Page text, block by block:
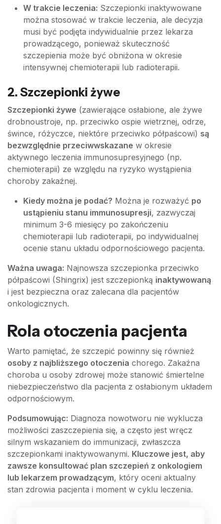
W trakcie leczenia: Szczepionki inaktywowane
można stosować w trakcie leczenia, ale decyzja
musi być podjęta indywidualnie przez lekarza
prowadzącego, ponieważ skuteczność
szczepienia może być obniżona w okresie
intensywnej chemioterapii lub radioterapii.
2. Szczepionki żywe
Szczepionki żywe (zawierające osłabione, ale żywe
drobnoustroje, np. przeciwko ospie wietrznej, odrze,
śwince, różyczce, niektóre przeciwko półpaścowi) są
bezwzględnie przeciwwskazane w okresie
aktywnego leczenia immunosupresyjnego (np.
chemioterapii) ze względu na ryzyko wystąpienia
choroby zakaźnej.
Kiedy można je podać? Można je rozważyć po
ustąpieniu stanu immunosupresji, zazwyczaj
minimum 3-6 miesięcy po zakończeniu
chemioterapii lub radioterapii, po indywidualnej
ocenie stanu układu odpornościowego pacjenta.
Ważna uwaga: Najnowsza szczepionka przeciwko
półpaścowi (Shingrix) jest szczepionką inaktywowaną
i jest bezpieczna oraz zalecana dla pacjentów
onkologicznych.
Rola otoczenia pacjenta
Warto pamiętać, że szczepić powinny się również
osoby z najbliższego otoczenia chorego. Zakaźna
choroba u osoby zdrowej może stanowić śmiertelne
niebezpieczeństwo dla pacjenta z osłabionym układem
odpornościowym.
Podsumowując: Diagnoza nowotworu nie wyklucza
możliwości zaszczepienia się, a często jest wręcz
silnym wskazaniem do immunizacji, zwłaszcza
szczepionkami inaktywowanymi. Kluczowe jest, aby
zawsze konsultować plan szczepień z onkologiem
lub lekarzem prowadzącym, który oceni aktualny
stan zdrowia pacjenta i moment w cyklu leczenia.